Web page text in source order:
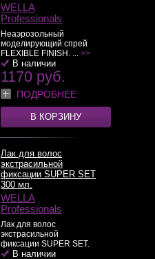
WELLA
Professionals
Неаэрозольный
моделирующий спрей
FLEXIBLE FINISH. ... >>
В наличии
1170 руб.
ПОДРОБНЕЕ
В КОРЗИНУ
Лак для волос
экстрасильной
фиксации SUPER SET
300 мл.
WELLA
Professionals
Лак для волос
экстрасильной
фиксации SUPER SET.
По... >>
В наличии